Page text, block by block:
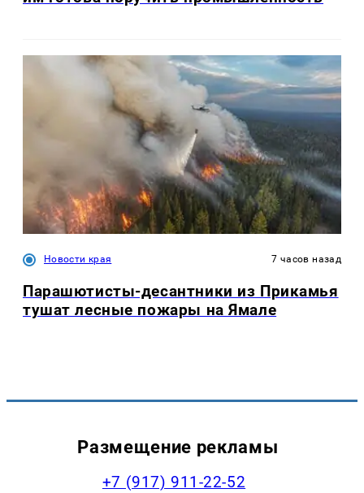
Новости края 7 часов назад
Парашютисты-десантники из Прикамья
тушат лесные пожары на Ямале
Размещение рекламы
+7 (917) 911-22-52